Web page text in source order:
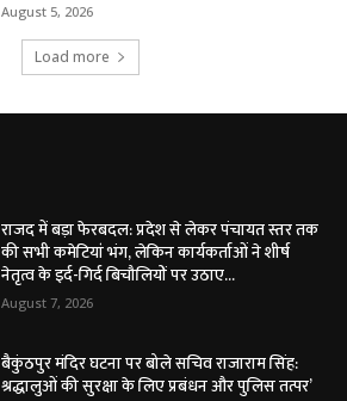
August 5, 2026
Load more
राजद में बड़ा फेरबदल: प्रदेश से लेकर पंचायत स्तर तक
की सभी कमेटियां भंग, लेकिन कार्यकर्ताओं ने शीर्ष
नेतृत्व के इर्द-गिर्द बिचौलियों पर उठाए...
August 7, 2026
बैकुंठपुर मंदिर घटना पर बोले सचिव राजाराम सिंह:
श्रद्धालुओं की सुरक्षा के लिए प्रबंधन और पुलिस तत्पर’